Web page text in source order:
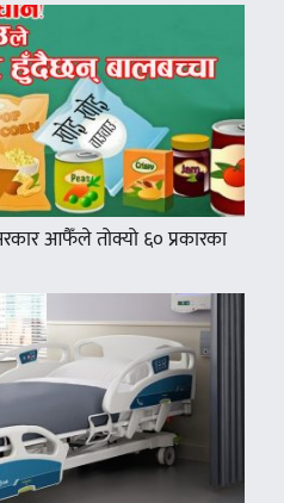
आफैँले तोक्यो ६० प्रकारका